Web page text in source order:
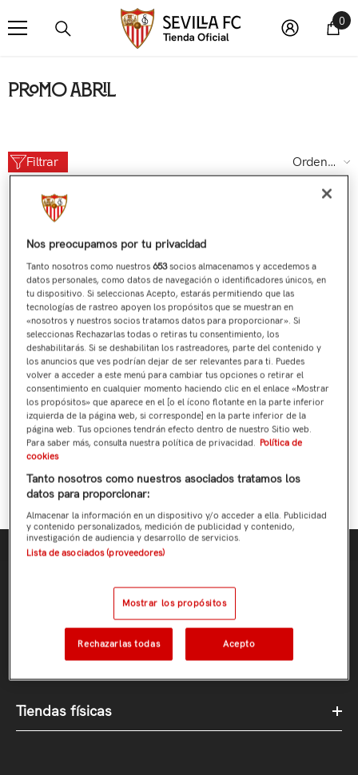
00
Promo abril
Filtrar
Ordenar
por
NO SE ENCONTRARON PRODUCTOS
UTILICE MENOS FILTROS OLIMPIAR TODO
10% descuento de Socio
Ahora puedes beneficiarte del descuento de socios en
nuestra tienda online.
Avisos Legales
Tiendas físicas
Nos preocupamos por tu privacidad
Tanto nosotros como nuestros653socios almacenamos y accedemos a
datos personales, como datos de navegación o identificadores únicos, en
tu dispositivo. Si seleccionas Acepto, estarás permitiendo que las
tecnologías de rastreo apoyen los propósitos que se muestran en
«nosotros y nuestros socios tratamos datos para proporcionar». Si
seleccionas Rechazarlas todas o retiras tu consentimiento, los
deshabilitarás. Si se deshabilitan los rastreadores, parte del contenido y
los anuncios que ves podrían dejar de ser relevantes para ti. Puedes
volver a acceder a este menú para cambiar tus opciones o retirar el
consentimiento en cualquier momento haciendo clic en el enlace «Mostrar
los propósitos» que aparece en el [o el ícono flotante en la parte inferior
izquierda de la página web, si corresponde] en la parte inferior de la
página web. Tus opciones tendrán efecto dentro de nuestro Sitio web.
Para saber más, consulta nuestra política de privacidad. Política de
cookies
Tanto nosotros como nuestros asociados tratamos los
datos para proporcionar:
Almacenar la información en un dispositivo y/o acceder a ella. Publicidad
y contenido personalizados, medición de publicidad y contenido,
investigación de audiencia y desarrollo de servicios.
Lista de asociados (proveedores)
Mostrar los propósitos
Rechazarlas todas Acepto